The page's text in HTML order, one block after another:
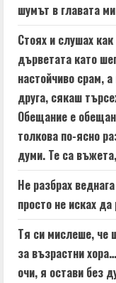
шумът в главата
Стоях и слушах
дърветата като
настойчиво срам,
друга, сякаш
Обещание е
толкова по-ясно
думи. Те са
Не разбрах
просто не исках да
Тя си мислеше, че
за възрастни
очи, я остави без